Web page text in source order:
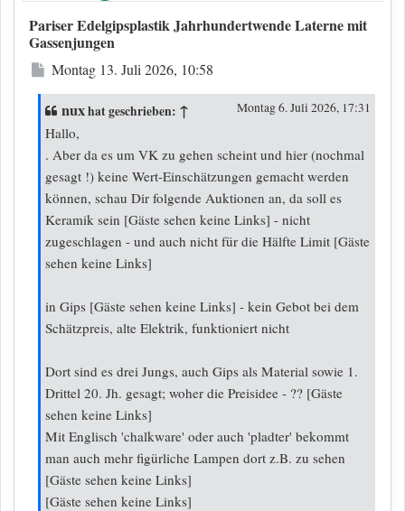
Pariser Edelgipsplastik Jahrhundertwende Laterne mit
Gassenjungen
Beitrag
Montag 13. Juli 2026, 10:58
nuxhat geschrieben: ↑ Montag 6. Juli 2026, 17:31
Hallo,
. Aber da es um VK zu gehen scheint und hier (nochmal
gesagt !) keine Wert-Einschätzungen gemacht werden
können, schau Dir folgende Auktionen an, da soll es
Keramik sein [Gäste sehen keine Links] - nicht
zugeschlagen - und auch nicht für die Hälfte Limit [Gäste
sehen keine Links]
in Gips [Gäste sehen keine Links] - kein Gebot bei dem
Schätzpreis, alte Elektrik, funktioniert nicht
Dort sind es drei Jungs, auch Gips als Material sowie 1.
Drittel 20. Jh. gesagt; woher die Preisidee - ?? [Gäste
sehen keine Links]
Mit Englisch 'chalkware' oder auch 'pladter' bekommt
man auch mehr figürliche Lampen dort z.B. zu sehen
[Gäste sehen keine Links]
[Gäste sehen keine Links]